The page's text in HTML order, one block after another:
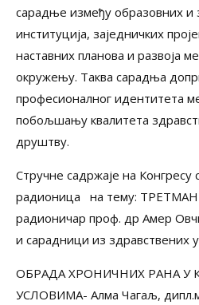
сарадње између образовних и
институција, заједничких
наставних планова и развоја
окружењу. Таква сарадња
професионалног идентитета
побољшању квалитета
друштву.
Стручне садржаје на Конгресу
радионица на тему:
радионичар проф. др Амер
и сарадници из здравствених
ОБРАДА ХРОНИЧНИХ РАНА У
УСЛОВИМА- Алма Чагаљ,